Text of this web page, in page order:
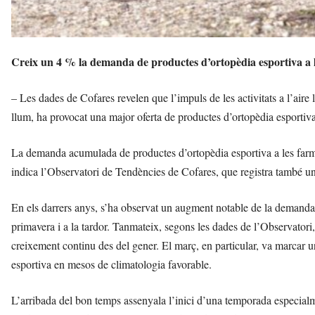
Creix un 4 % la demanda de productes d’ortopèdia esportiva a
– Les dades de Cofares revelen que l’impuls de les activitats a
llum, ha provocat una major oferta de productes d’ortopèdia
La demanda acumulada de productes d’ortopèdia esportiva a les
indica l’Observatori de Tendències de Cofares, que registra també
En els darrers anys, s’ha observat un augment notable de la
primavera i a la tardor. Tanmateix, segons les dades de
creixement continu des del gener. El març, en particular, va marcar
esportiva en mesos de climatologia favorable.
L’arribada del bon temps assenyala l’inici d’una temporada